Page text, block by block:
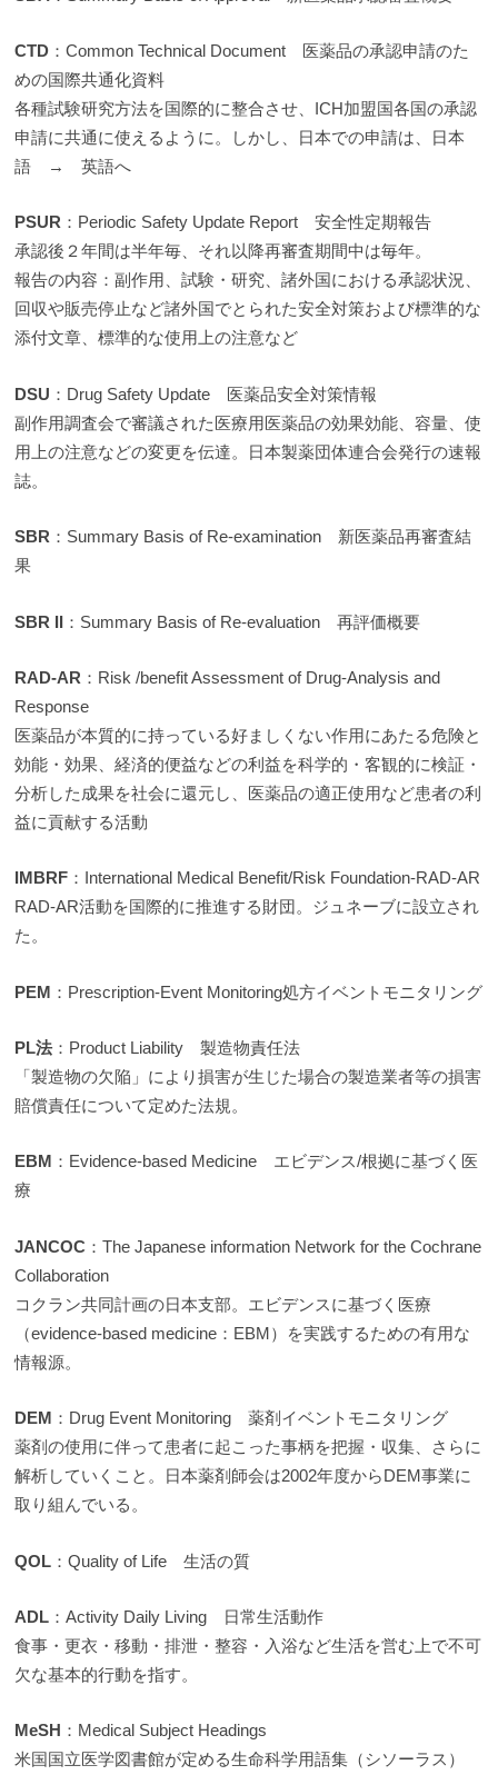
CTD ：Common Technical Document 医薬品の承認申請のた
めの国際共通化資料
各種試験研究方法を国際的に整合させ、ICH加盟国各国の承認
申請に共通に使えるように。しかし、日本での申請は、日本
語 → 英語へ
PSUR ：Periodic Safety Update Report 安全性定期報告
承認後２年間は半年毎、それ以降再審査期間中は毎年。
報告の内容：副作用、試験・研究、諸外国における承認状況、
回収や販売停止など諸外国でとられた安全対策および標準的な
添付文章、標準的な使用上の注意など
DSU ：Drug Safety Update 医薬品安全対策情報
副作用調査会で審議された医療用医薬品の効果効能、容量、使
用上の注意などの変更を伝達。日本製薬団体連合会発行の速報
誌。
SBR ：Summary Basis of Re-examination 新医薬品再審査結
果
SBR II ：Summary Basis of Re-evaluation 再評価概要
RAD-AR ：Risk /benefit Assessment of Drug-Analysis and
Response
医薬品が本質的に持っている好ましくない作用にあたる危険と
効能・効果、経済的便益などの利益を科学的・客観的に検証・
分析した成果を社会に還元し、医薬品の適正使用など患者の利
益に貢献する活動
IMBRF ：International Medical Benefit/Risk Foundation-RAD-AR
RAD-AR活動を国際的に推進する財団。ジュネーブに設立され
た。
PEM ：Prescription-Event Monitoring処方イベントモニタリング
PL法：Product Liability 製造物責任法
「製造物の欠陥」により損害が生じた場合の製造業者等の損害
賠償責任について定めた法規。
EBM ：Evidence-based Medicine エビデンス/根拠に基づく医
療
JANCOC ：The Japanese information Network for the Cochrane
Collaboration
コクラン共同計画の日本支部。エビデンスに基づく医療
（evidence-based medicine：EBM）を実践するための有用な
情報源。
DEM ：Drug Event Monitoring 薬剤イベントモニタリング
薬剤の使用に伴って患者に起こった事柄を把握・収集、さらに
解析していくこと。日本薬剤師会は2002年度からDEM事業に
取り組んでいる。
QOL ：Quality of Life 生活の質
ADL ：Activity Daily Living 日常生活動作
食事・更衣・移動・排泄・整容・入浴など生活を営む上で不可
欠な基本的行動を指す。
MeSH ：Medical Subject Headings
米国国立医学図書館が定める生命科学用語集（シソーラス）